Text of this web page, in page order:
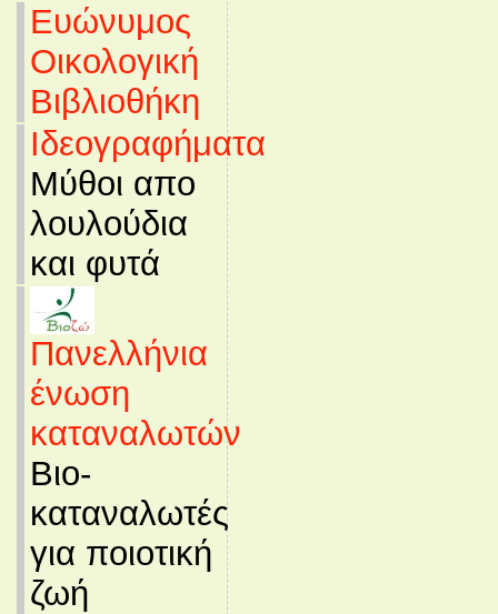
Ευώνυμος
Οικολογική
Βιβλιοθήκη
Ιδεογραφήματα
Μύθοι απο
λουλούδια
και φυτά
Πανελλήνια
ένωση
καταναλωτών
Βιο-
καταναλωτές
για ποιοτική
ζωή